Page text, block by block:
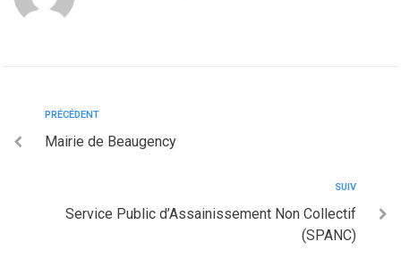
PRÉCÉDENT
Mairie de Beaugency
SUIV
Service Public d’Assainissement Non Collectif
(SPANC)